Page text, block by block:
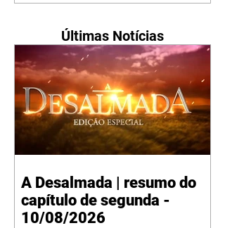
Últimas Notícias
A Desalmada | resumo do
capítulo de segunda -
10/08/2026